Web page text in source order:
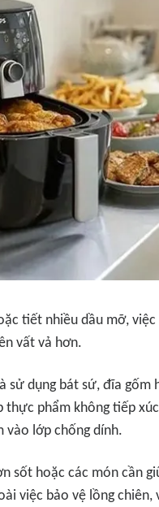
tiết nhiều dầu mỡ,
vất vả hơn.
sử dụng bát sứ, đĩa gốm
thực phẩm không tiếp
vào lớp chống dính.
sốt hoặc các món cần
việc bảo vệ lồng chiên,